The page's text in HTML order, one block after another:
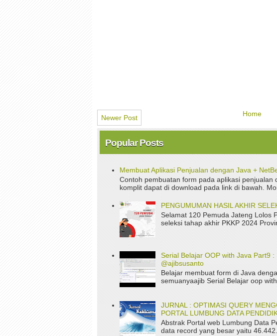
Newer Post Home
Popular Posts
Membuat Aplikasi Penjualan dengan Java +
Contoh pembuatan form pada aplikasi penjualan
komplit dapat di download pada link di bawah.
PENGUMUMAN HASIL AKHIR
Selamat 120 Pemuda Jateng Lolos
seleksi tahap akhir PKKP 2024
Serial Belajar OOP with Java Part9
@ajibsusanto
Belajar membuat form di Java
semuanyaajib Serial Belajar oop
JURNAL : OPTIMASI QUERY
PORTAL LUMBUNG DATA
Abstrak Portal web Lumbung Data
data record yang besar yaitu